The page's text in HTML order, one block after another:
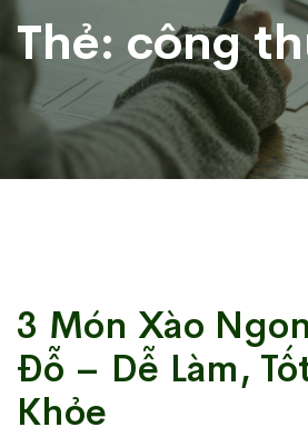
Thẻ: công
3 Món Xào
Đỗ – Dễ Làm,
Khỏe